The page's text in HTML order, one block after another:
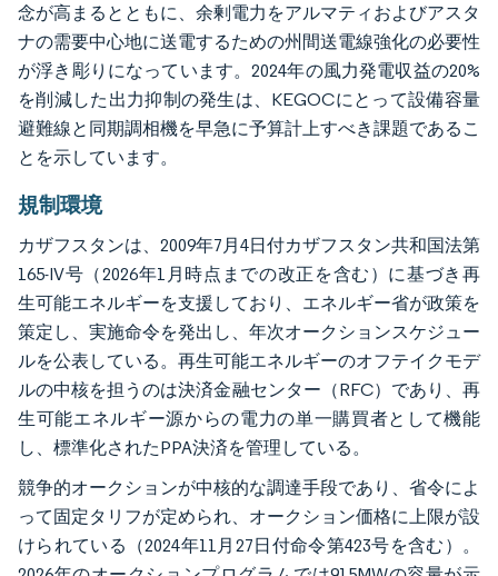
念が高まるとともに、余剰電力をアルマティおよびアスタ
ナの需要中心地に送電するための州間送電線強化の必要性
が浮き彫りになっています。2024年の風力発電収益の20%
を削減した出力抑制の発生は、KEGOCにとって設備容量
避難線と同期調相機を早急に予算計上すべき課題であるこ
とを示しています。
規制環境
カザフスタンは、2009年7月4日付カザフスタン共和国法第
165-IV号（2026年1月時点までの改正を含む）に基づき再
生可能エネルギーを支援しており、エネルギー省が政策を
策定し、実施命令を発出し、年次オークションスケジュー
ルを公表している。再生可能エネルギーのオフテイクモデ
ルの中核を担うのは決済金融センター（RFC）であり、再
生可能エネルギー源からの電力の単一購買者として機能
し、標準化されたPPA決済を管理している。
競争的オークションが中核的な調達手段であり、省令によ
って固定タリフが定められ、オークション価格に上限が設
けられている（2024年11月27日付命令第423号を含む）。